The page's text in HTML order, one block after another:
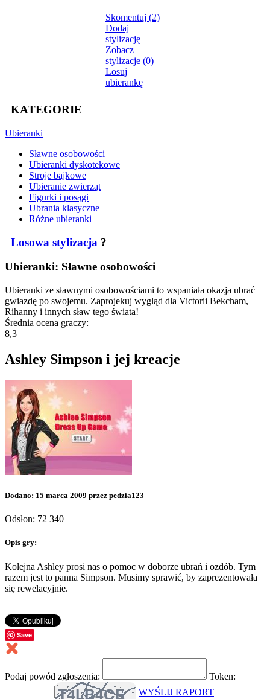
Skomentuj (2)
Dodaj
stylizację
Zobacz
stylizacje (0)
Losuj
ubierankę
KATEGORIE
Ubieranki
Sławne osobowości
Ubieranki dyskotekowe
Stroje bajkowe
Ubieranie zwierząt
Figurki i posągi
Ubrania klasyczne
Różne ubieranki
Losowa stylizacja ?
Ubieranki: Sławne osobowości
Ubieranki ze sławnymi osobowościami to wspaniała okazja ubrać
gwiazdę po swojemu. Zaprojekuj wygląd dla Victorii Bekcham,
Rihanny i innych sław tego świata!
Średnia ocena graczy:
8,3
Ashley Simpson i jej kreacje
Dodano: 15 marca 2009 przez pedzia123
Odsłon: 72 340
Opis gry:
Kolejna Ashley prosi nas o pomoc w doborze ubrań i ozdób. Tym
razem jest to panna Simpson. Musimy sprawić, by zaprezentowała
się rewelacyjnie.
Save
Podaj powód zgłoszenia:
Token:
WYŚLIJ RAPORT